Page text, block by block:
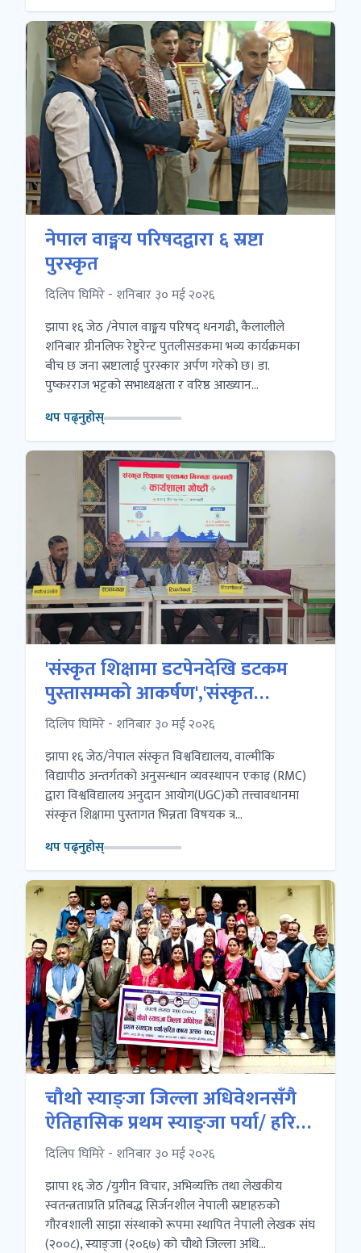
नेपाल वाङ्मय परिषदद्वारा ६ स्रष्टा
पुरस्कृत
दिलिप घिमिरे - शनिबार ३० मई २०२६
झापा १६ जेठ /नेपाल वाङ्मय परिषद् धनगढी, कैलालीले
शनिबार ग्रीनलिफ रेष्टुरेन्ट पुतलीसडकमा भव्य कार्यक्रमका
बीच छ जना स्रष्टालाई पुरस्कार अर्पण गरेको छ। डा.
पुष्करराज भट्टको सभाध्यक्षता र वरिष्ठ आख्यान...
थप पढ्नुहोस्
'संस्कृत शिक्षामा डटपेनदेखि डटकम
पुस्तासम्मको आकर्षण','संस्कृत
शिक्षणसम्बद्ध त्रिदिवसीय कार्यशाला
गोष्ठी सम्पन्न
दिलिप घिमिरे - शनिबार ३० मई २०२६
झापा १६ जेठ/नेपाल संस्कृत विश्वविद्यालय, वाल्मीकि
विद्यापीठ अन्तर्गतको अनुसन्धान व्यवस्थापन एकाइ (RMC)
द्वारा विश्वविद्यालय अनुदान आयोग(UGC)को तत्त्वावधानमा
संस्कृत शिक्षामा पुस्तागत भिन्नता विषयक त्र...
थप पढ्नुहोस्
चौथो स्याङ्जा जिल्ला अधिवेशनसँगै
ऐतिहासिक प्रथम स्याङ्जा पर्या/ हरित
काव्य उत्सव- २०८३ सम्पन्न
दिलिप घिमिरे - शनिबार ३० मई २०२६
झापा १६ जेठ /युगीन विचार, अभिव्यक्ति तथा लेखकीय
स्वतन्त्रताप्रति प्रतिबद्ध सिर्जनशील नेपाली स्रष्टाहरुको
गौरवशाली साझा संस्थाको रूपमा स्थापित नेपाली लेखक संघ
(२००८), स्याङ्जा (२०६७) को चौथो जिल्ला अधि...